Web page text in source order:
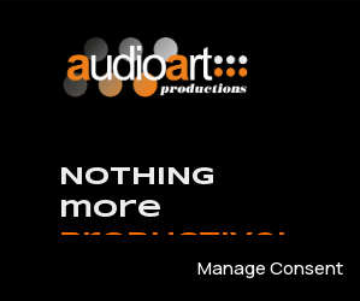
Manage Consent
NOTHING
more
productive!